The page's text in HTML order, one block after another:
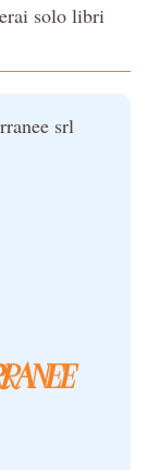
solo libri
srl